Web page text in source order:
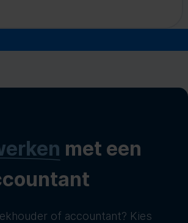
met een
of accountant? Kies